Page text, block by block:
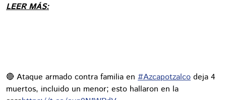
LEER MÁS:
🔴 Ataque armado contra familia en #Azcapotzalco deja 4
muertos, incluido un menor; esto hallaron en la